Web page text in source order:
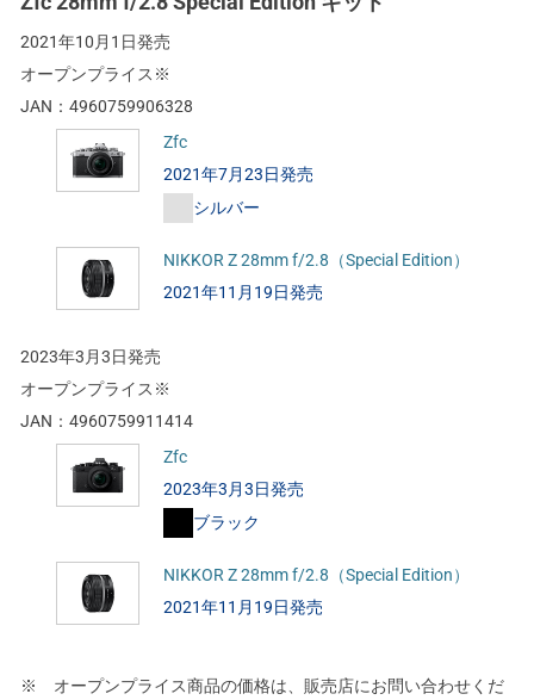
2021年10月1日発売
オープンプライス※
JAN： 4960759906328
Zfc
2021年7月23日発売
シルバー
NIKKOR Z 28mm f/2.8（Special Edition）
2021年11月19日発売
2023年3月3日発売
オープンプライス※
JAN： 4960759911414
Zfc
2023年3月3日発売
ブラック
NIKKOR Z 28mm f/2.8（Special Edition）
2021年11月19日発売
※ オープンプライス商品の価格は、販売店にお問い合わせくだ